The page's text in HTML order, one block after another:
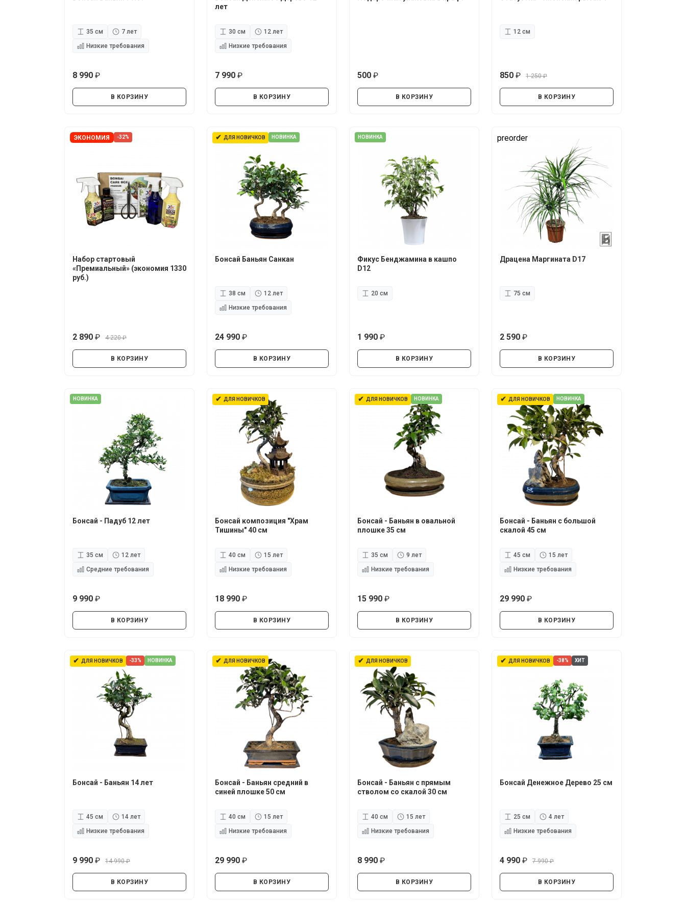
35 см
7 лет
Низкие требования
8 990
В КОРЗИНУ
лет
30 см
12 лет
Низкие требования
7 990
В КОРЗИНУ
500
В КОРЗИНУ
12 см
850
1 250
В КОРЗИНУ
ЭКОНОМИЯ -32%
Набор стартовый
«Премиальный» (экономия 1330
руб.)
2 890
4 220
В КОРЗИНУ
✔ ДЛЯ НОВИЧКОВ НОВИНКА
Бонсай Баньян Санкан
38 см
12 лет
Низкие требования
24 990
В КОРЗИНУ
НОВИНКА
Фикус Бенджамина в кашпо
D12
20 см
1 990
В КОРЗИНУ
preorder
Драцена Маргината D17
75 см
2 590
В КОРЗИНУ
НОВИНКА
Бонсай - Падуб 12 лет
35 см
12 лет
Средние требования
9 990
В КОРЗИНУ
✔ ДЛЯ НОВИЧКОВ
Бонсай композиция "Храм
Тишины" 40 см
40 см
15 лет
Низкие требования
18 990
В КОРЗИНУ
✔ ДЛЯ НОВИЧКОВ НОВИНКА
Бонсай - Баньян в овальной
плошке 35 см
35 см
9 лет
Низкие требования
15 990
В КОРЗИНУ
✔ ДЛЯ НОВИЧКОВ НОВИНКА
Бонсай - Баньян с большой
скалой 45 см
45 см
15 лет
Низкие требования
29 990
В КОРЗИНУ
✔ ДЛЯ НОВИЧКОВ -33% НОВИНКА
Бонсай - Баньян 14 лет
45 см
14 лет
Низкие требования
9 990
14 990
В КОРЗИНУ
✔ ДЛЯ НОВИЧКОВ
Бонсай - Баньян средний в
синей плошке 50 см
40 см
15 лет
Низкие требования
29 990
В КОРЗИНУ
✔ ДЛЯ НОВИЧКОВ
Бонсай - Баньян с прямым
стволом со скалой 30 см
40 см
15 лет
Низкие требования
8 990
В КОРЗИНУ
✔ ДЛЯ НОВИЧКОВ -38% ХИТ
Бонсай Денежное Дерево 25 см
25 см
4 лет
Низкие требования
4 990
7 990
В КОРЗИНУ